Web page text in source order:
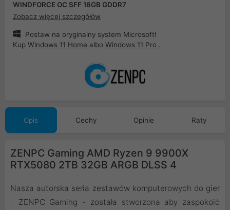
WINDFORCE OC SFF 16GB GDDR7
Zobacz więcej szczegółów
Postaw na oryginalny system Microsoft!
Kup Windows 11 Home albo Windows 11 Pro .
Opis Cechy Opinie Raty
ZENPC Gaming AMD Ryzen 9 9900X
RTX5080 2TB 32GB ARGB DLSS 4
Nasza autorska seria zestawów komputerowych do gier
- ZENPC Gaming - została stworzona aby zaspokoić